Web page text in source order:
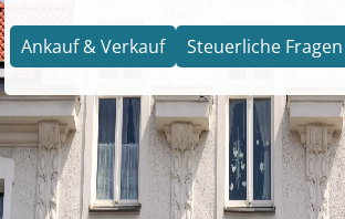
Ankauf & Verkauf Steuerliche